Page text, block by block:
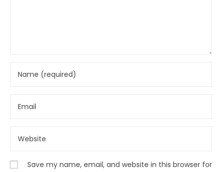
Save my name, email, and website in this browser for